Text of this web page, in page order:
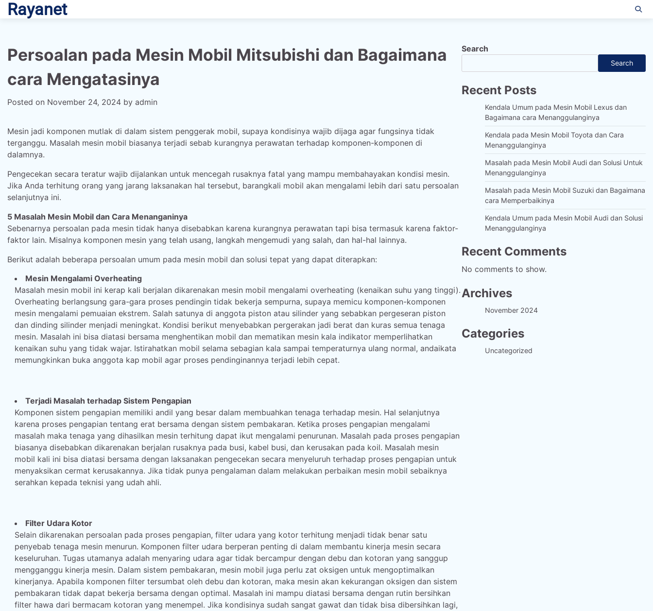
Skip
toRayanet
Persoalan pada Mesin Mobil Mitsubishi dan Bagaimana
cara Mengatasinya
Posted on November 24, 2024 by admin
Mesin jadi komponen mutlak di dalam sistem penggerak mobil, supaya kondisinya wajib dijaga agar fungsinya tidak
terganggu. Masalah mesin mobil biasanya terjadi sebab kurangnya perawatan terhadap komponen-komponen di
dalamnya.
Pengecekan secara teratur wajib dijalankan untuk mencegah rusaknya fatal yang mampu membahayakan kondisi mesin.
Jika Anda terhitung orang yang jarang laksanakan hal tersebut, barangkali mobil akan mengalami lebih dari satu persoalan
selanjutnya ini.
5 Masalah Mesin Mobil dan Cara Menanganinya
Sebenarnya persoalan pada mesin tidak hanya disebabkan karena kurangnya perawatan tapi bisa termasuk karena faktor-
faktor lain. Misalnya komponen mesin yang telah usang, langkah mengemudi yang salah, dan hal-hal lainnya.
Berikut adalah beberapa persoalan umum pada mesin mobil dan solusi tepat yang dapat diterapkan:
Mesin Mengalami Overheating
Masalah mesin mobil ini kerap kali berjalan dikarenakan mesin mobil mengalami overheating (kenaikan suhu yang tinggi).
Overheating berlangsung gara-gara proses pendingin tidak bekerja sempurna, supaya memicu komponen-komponen
mesin mengalami pemuaian ekstrem. Salah satunya di anggota piston atau silinder yang sebabkan pergeseran piston
dan dinding silinder menjadi meningkat. Kondisi berikut menyebabkan pergerakan jadi berat dan kuras semua tenaga
mesin. Masalah ini bisa diatasi bersama menghentikan mobil dan mematikan mesin kala indikator memperlihatkan
kenaikan suhu yang tidak wajar. Istirahatkan mobil selama sebagian kala sampai temperaturnya ulang normal, andaikata
memungkinkan buka anggota kap mobil agar proses pendinginannya terjadi lebih cepat.
Terjadi Masalah terhadap Sistem Pengapian
Komponen sistem pengapian memiliki andil yang besar dalam membuahkan tenaga terhadap mesin. Hal selanjutnya
karena proses pengapian tentang erat bersama dengan sistem pembakaran. Ketika proses pengapian mengalami
masalah maka tenaga yang dihasilkan mesin terhitung dapat ikut mengalami penurunan. Masalah pada proses pengapian
biasanya disebabkan dikarenakan berjalan rusaknya pada busi, kabel busi, dan kerusakan pada koil. Masalah mesin
mobil kali ini bisa diatasi bersama dengan laksanakan pengecekan secara menyeluruh terhadap proses pengapian untuk
menyaksikan cermat kerusakannya. Jika tidak punya pengalaman dalam melakukan perbaikan mesin mobil sebaiknya
serahkan kepada teknisi yang udah ahli.
Filter Udara Kotor
Selain dikarenakan persoalan pada proses pengapian, filter udara yang kotor terhitung menjadi tidak benar satu
penyebab tenaga mesin menurun. Komponen filter udara berperan penting di dalam membantu kinerja mesin secara
keseluruhan. Tugas utamanya adalah menyaring udara agar tidak bercampur dengan debu dan kotoran yang sanggup
mengganggu kinerja mesin. Dalam sistem pembakaran, mesin mobil juga perlu zat oksigen untuk mengoptimalkan
kinerjanya. Apabila komponen filter tersumbat oleh debu dan kotoran, maka mesin akan kekurangan oksigen dan sistem
pembakaran tidak dapat bekerja bersama dengan optimal. Masalah ini mampu diatasi bersama dengan rutin bersihkan
filter hawa dari bermacam kotoran yang menempel. Jika kondisinya sudah sangat gawat dan tidak bisa dibersihkan lagi,
Search
Search
Recent Posts
Kendala Umum pada Mesin Mobil Lexus dan
Bagaimana cara Menanggulanginya
Kendala pada Mesin Mobil Toyota dan Cara
Menanggulanginya
Masalah pada Mesin Mobil Audi dan Solusi Untuk
Menanggulanginya
Masalah pada Mesin Mobil Suzuki dan Bagaimana
cara Memperbaikinya
Kendala Umum pada Mesin Mobil Audi dan Solusi
Menanggulanginya
Recent Comments
No comments to show.
Archives
November 2024
Categories
Uncategorized